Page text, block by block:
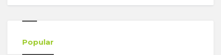
Popular